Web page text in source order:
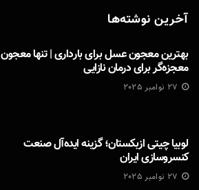
آخرین نوشته‌ها
بهترین معجون عسل برای بارداری | تنها معجون
معجزه‌گر برای درمان نازایی
27 نوامبر 2025
لوبیا چیتی ازبکستان؛ گزینه ایده‌آل صنعت
کنسروسازی ایران
27 نوامبر 2025